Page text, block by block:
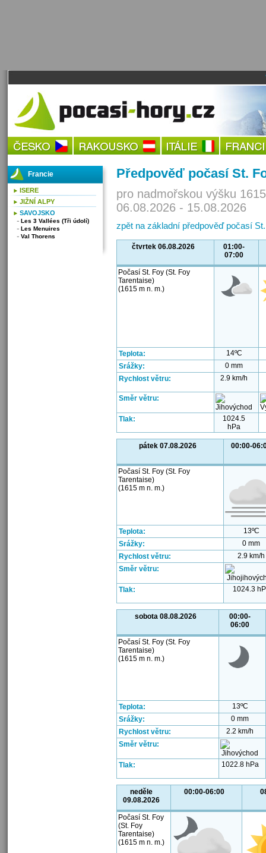
Předpověď počasí St.
pro nadmořskou výšku
06.08.2026 - 15.08.2026
zpět na základní předpověď počasí
čtvrtek 06.08.2026
01:00-
07:00
Počasí St. Foy (St. Foy
Tarentaise)
(1615 m n. m.)
Teplota:
14ºC
Srážky:
0 mm
Rychlost větru:
2.9 km/h
Směr větru:
Tlak:
1024.5
hPa
pátek 07.08.2026 00:00-
Počasí St. Foy (St. Foy
Tarentaise)
(1615 m n. m.)
Teplota:
13ºC
Srážky:
0 mm
Rychlost větru:
2.9 km/h
Směr větru:
Tlak: 1024.3
sobota 08.08.2026
00:00-
06:00
Počasí St. Foy (St. Foy
Tarentaise)
(1615 m n. m.)
Teplota:
13ºC
Srážky:
0 mm
Rychlost větru:
2.2 km/h
Směr větru:
Tlak: 1022.8 hPa
neděle
09.08.2026
00:00-06:00
Počasí St. Foy
(St. Foy
Tarentaise)
(1615 m n. m.)
Francie
ISERE
JIŽNÍ ALPY
SAVOJSKO
Les 3 Vallées (Tři údolí)
Les Menuires
Val Thorens